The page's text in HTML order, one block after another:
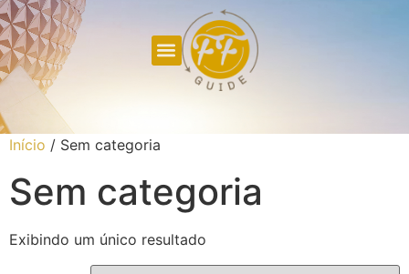
Início / Sem categoria
Sem categoria
Exibindo um único resultado